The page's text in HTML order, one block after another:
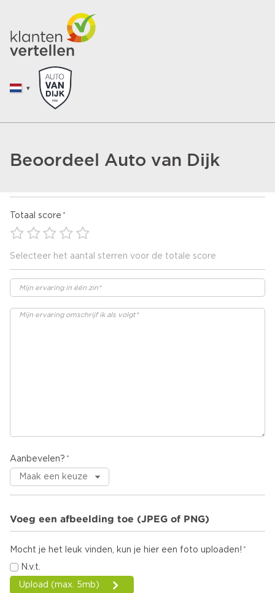
Beoordeel Auto van Dijk
Totaal score
Selecteer het aantal sterren voor de totale score
Aanbevelen?
Voeg een afbeelding toe (JPEG of PNG)
Mocht je het leuk vinden, kun je hier een foto uploaden!
Upload (max. 5mb)
N.v.t.